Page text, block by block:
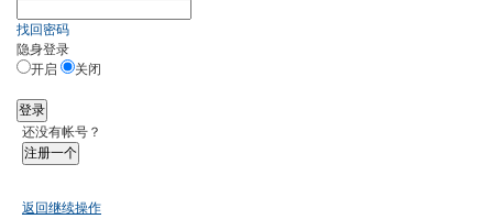
找回密码
隐身登录
开启
关闭
登录
还没有帐号？
注册一个
返回继续操作